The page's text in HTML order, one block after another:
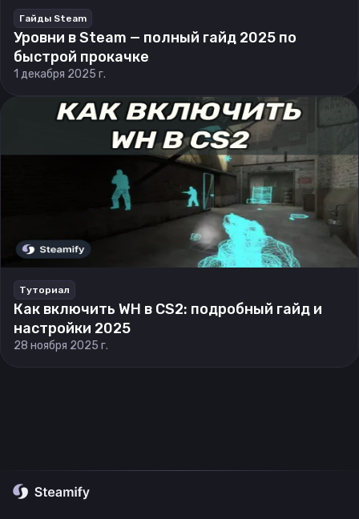
Гайды Steam
Уровни в Steam — полный гайд 2025 по
быстрой прокачке
1 декабря 2025 г.
Туториал
Как включить WH в CS2: подробный гайд и
настройки 2025
28 ноября 2025 г.